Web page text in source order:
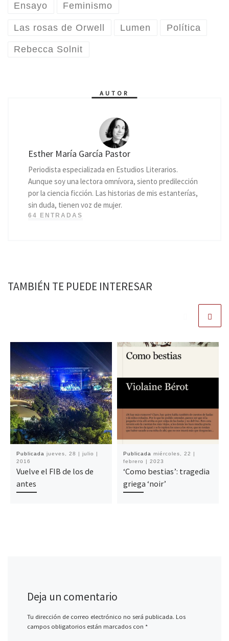
Ensayo Feminismo
Las rosas de Orwell Lumen Política
Rebecca Solnit
AUTOR
Esther María García Pastor
Periodista especializada en Estudios Literarios.
Aunque soy una lectora omnívora, siento predilección
por la ciencia ficción. Las historias de mis estanterías,
sin duda, tienen voz de mujer.
64 ENTRADAS
TAMBIÉN TE PUEDE INTERESAR
Publicada jueves, 28 | julio |
2016
Vuelve el FIB de los de
antes
Publicada miércoles, 22 |
febrero | 2023
‘Como bestias’: tragedia
griega ‘noir’
Deja un comentario
Tu dirección de correo electrónico no será publicada. Los
campos obligatorios están marcados con *